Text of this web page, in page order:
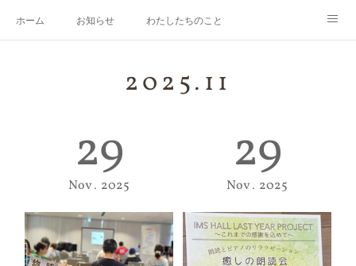
ホーム お知らせ わたしたちのこと
2025. 11
29
Nov 2025
29
Nov 2025